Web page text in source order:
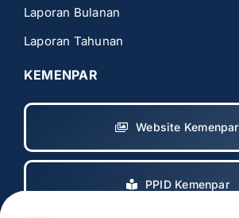
Laporan Bulanan
Laporan Tahunan
KEMENPAR
Website Kemenpar
PPID Kemenpar